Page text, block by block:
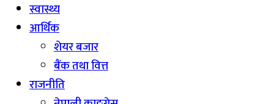
स्वास्थ्य
आर्थिक
शेयर बजार
बैंक तथा वित्त
राजनीति